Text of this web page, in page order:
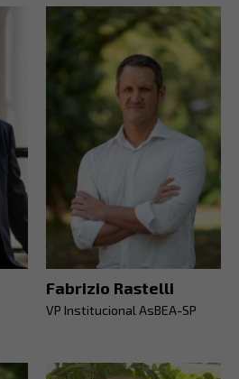
Fabrizio Rastelli
VP Institucional AsBEA-SP